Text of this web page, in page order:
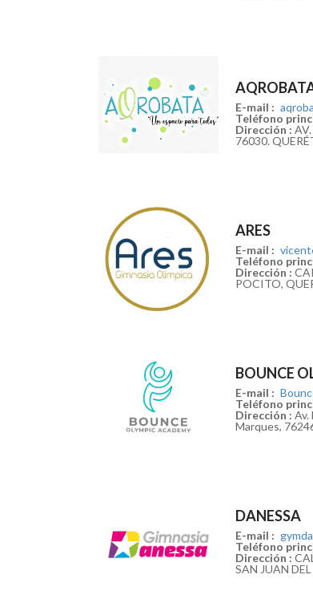
E-mail :
Teléfono
Dirección :
76030.
ARES
E-mail :
Teléfono
Dirección :
POCITO,
BOUNCE
E-mail :
Teléfono
Dirección : Av.
Marques,
DANESSA
E-mail :
Teléfono
Dirección :
SAN JUAN